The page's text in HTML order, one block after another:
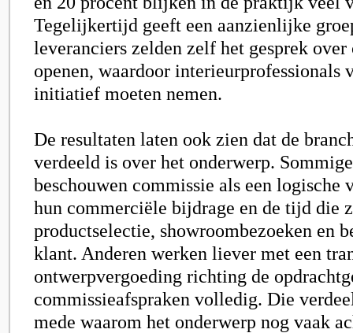
Tegelijkertijd geeft een aanzienlijke
leveranciers zelden zelf het gesprek over
openen, waardoor interieurprofessionals
initiatief moeten nemen.
De resultaten laten ook zien dat de
verdeeld is over het onderwerp.
beschouwen commissie als een logische
hun commerciële bijdrage en de tijd die
productselectie, showroombezoeken en
klant. Anderen werken liever met een
ontwerpvergoeding richting de
commissieafspraken volledig. Die
mede waarom het onderwerp nog vaak